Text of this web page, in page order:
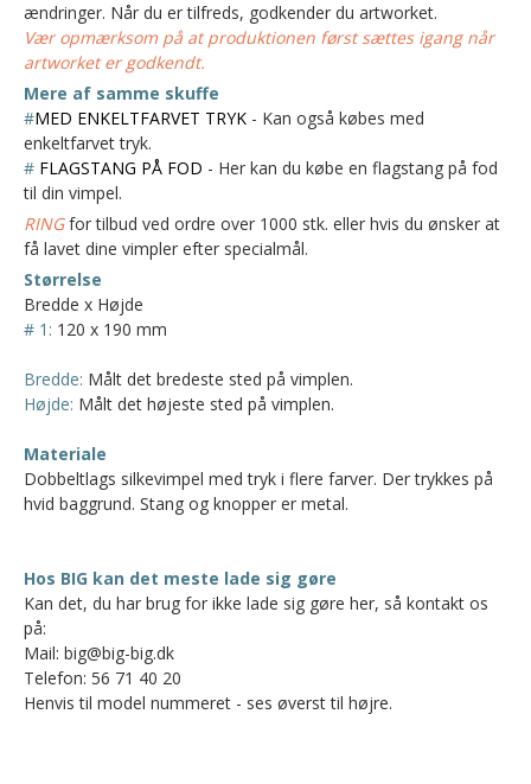
ændringer. Når du er tilfreds, godkender du artworket.
Vær opmærksom på at produktionen først sættes igang når
artworket er godkendt.
Mere af samme skuffe
#MED ENKELTFARVET TRYK - Kan også købes med
enkeltfarvet tryk.
# FLAGSTANG PÅ FOD - Her kan du købe en flagstang på fod
til din vimpel.
RINGfor tilbud ved ordre over 1000 stk. eller hvis du ønsker at
få lavet dine vimpler efter specialmål.
Størrelse
Bredde x Højde
# 1: 120 x 190 mm
Bredde: Målt det bredeste sted på vimplen.
Højde: Målt det højeste sted på vimplen.
Materiale
Dobbeltlags silkevimpel med tryk i flere farver. Der trykkes på
hvid baggrund. Stang og knopper er metal.
Hos BIG kan det meste lade sig gøre
Kan det, du har brug for ikke lade sig gøre her, så kontakt os
på:
Mail: big@big-big.dk
Telefon: 56 71 40 20
Henvis til model nummeret - ses øverst til højre.